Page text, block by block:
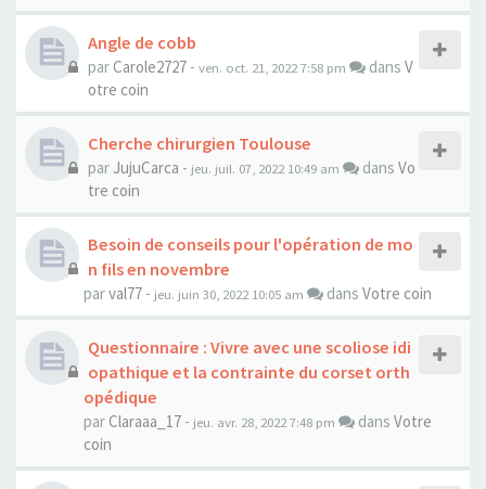
Angle de cobb
parCarole2727 - ven. oct. 21, 2022 7:58 pm dans V
otre coin
Cherche chirurgien Toulouse
par JujuCarca - jeu. juil. 07, 2022 10:49 am dans Vo
tre coin
Besoin de conseils pour l'opération de mo
n fils en novembre
parval77 - jeu. juin 30, 2022 10:05 am dans Votre coin
Questionnaire : Vivre avec une scoliose idi
opathique et la contrainte du corset orth
opédique
par Claraaa_17 - jeu. avr. 28, 2022 7:48 pm dans Votre
coin